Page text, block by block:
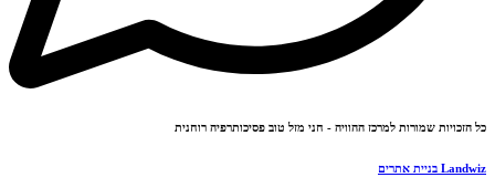
כל הזכויות שמורות למרכז ההוויה - חני מזל טוב פסיכותרפיה רוחנית
Landwiz בניית אתרים